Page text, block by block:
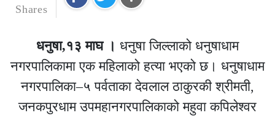
Shares
धनुषा,१३ माघ । धनुषा जिल्लाको धनुषाधाम
नगरपालिकामा एक महिलाको हत्या भएको छ। धनुषाधाम
नगरपालिका–५ पर्वताका देवलाल ठाकुरकी श्रीमती,
जनकपुरधाम उपमहानगरपालिकाको महुवा कपिलेश्वर